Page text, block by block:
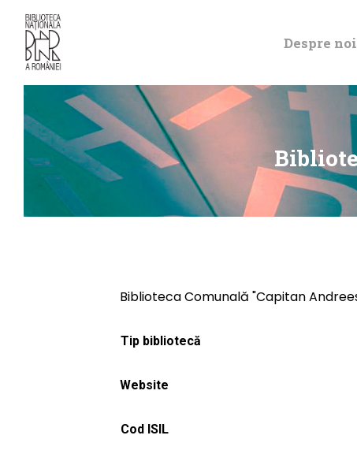
Despre noi
Biblioteca Comunală "Capitan
Tip bibliotecă
Website
Cod ISIL